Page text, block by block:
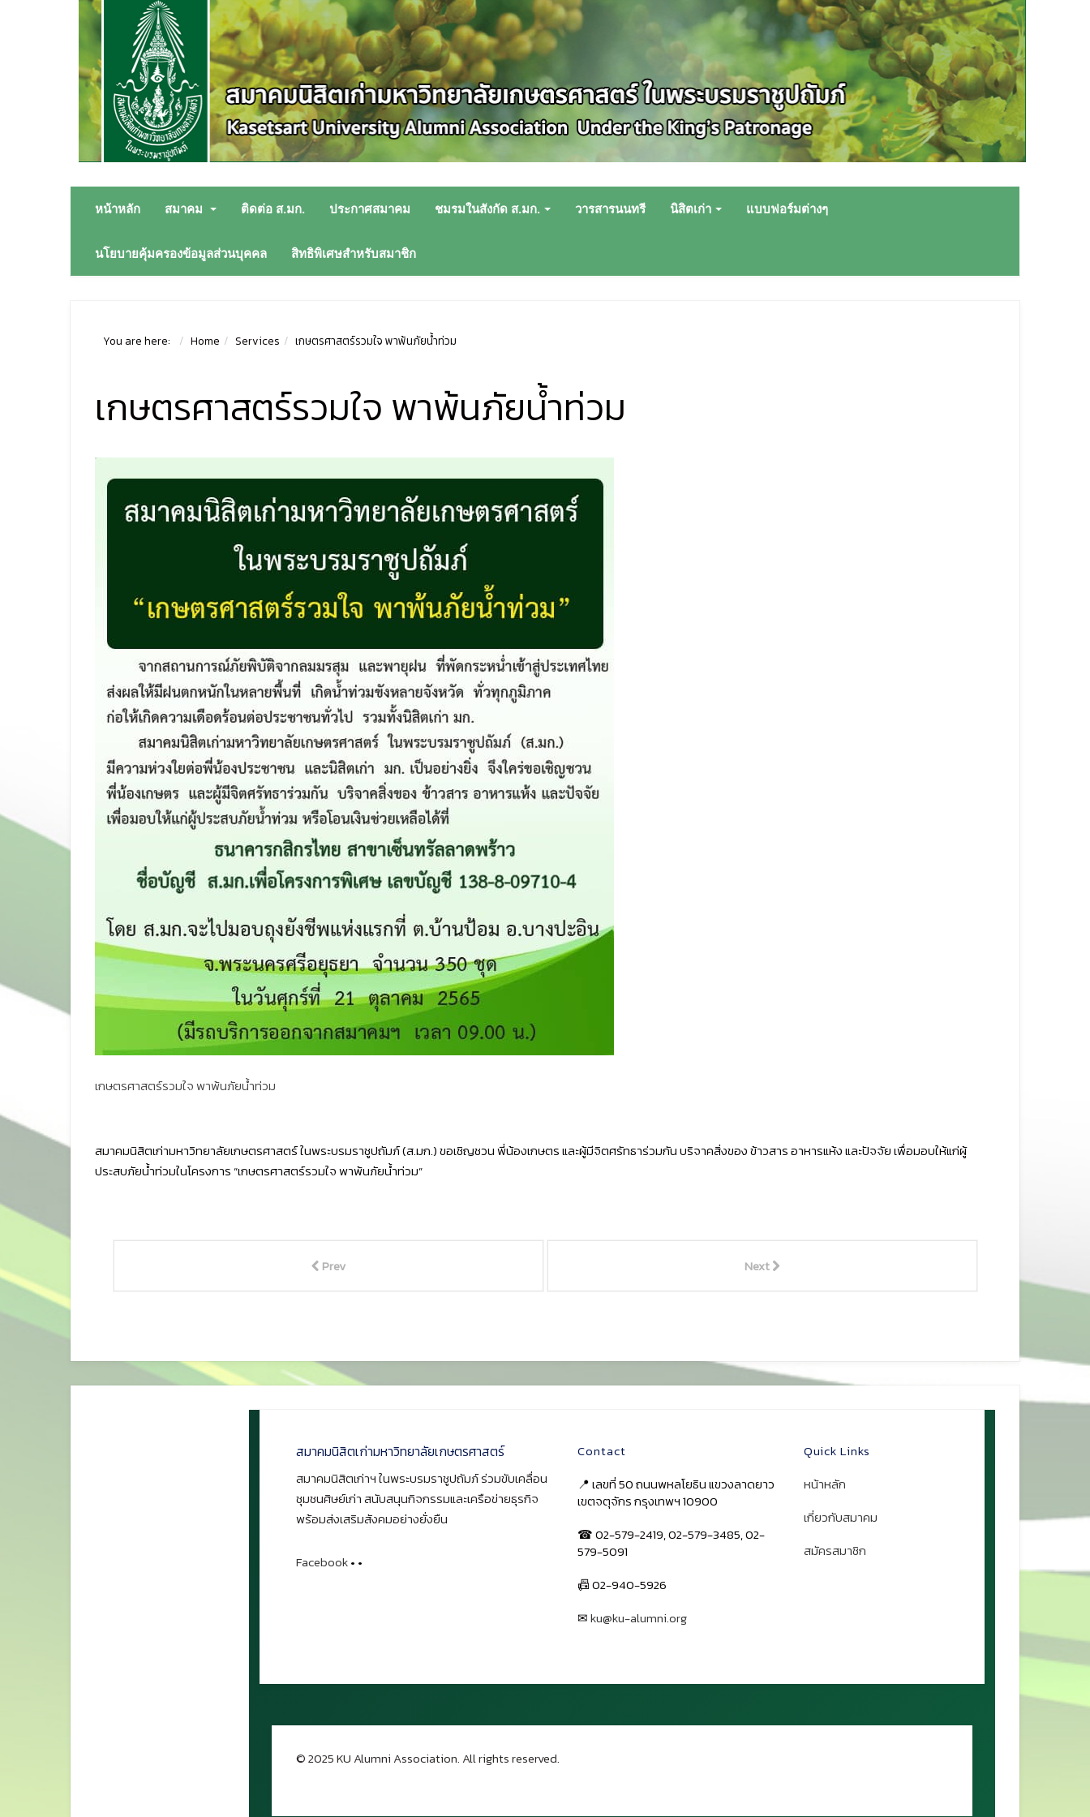
หน้าหลัก สมาคม ติดต่อ ส.มก. ประกาศสมาคม ชมรมในสังกัด ส.มก. วารสารนนทรี นิสิตเก่า แบบฟอร์มต่างๆ
นโยบายคุ้มครองข้อมูลส่วนบุคคล สิทธิพิเศษสำหรับสมาชิก
You are here: Home Services เกษตรศาสตร์รวมใจ พาพ้นภัยน้ำท่วม
เกษตรศาสตร์รวมใจ พาพ้นภัยน้ำท่วม
เกษตรศาสตร์รวมใจ พาพ้นภัยน้ำท่วม
สมาคมนิสิตเก่ามหาวิทยาลัยเกษตรศาสตร์ ในพระบรมราชูปถัมภ์ (ส.มก.) ขอเชิญชวน พี่น้องเกษตร และผู้มีจิตศรัทธาร่วมกัน บริจาคสิ่งของ ข้าวสาร อาหารแห้ง และปัจจัย เพื่อมอบให้แก่ผู้
ประสบภัยน้ำท่วมในโครงการ “เกษตรศาสตร์รวมใจ พาพ้นภัยน้ำท่วม”
Prev Next
สมาคมนิสิตเก่ามหาวิทยาลัยเกษตรศาสตร์
สมาคมนิสิตเก่าฯ ในพระบรมราชูปถัมภ์ ร่วมขับเคลื่อน
ชุมชนศิษย์เก่า สนับสนุนกิจกรรมและเครือข่ายธุรกิจ
พร้อมส่งเสริมสังคมอย่างยั่งยืน
Facebook• •
Contact
📍 เลขที่ 50 ถนนพหลโยธิน แขวงลาดยาว
เขตจตุจักร กรุงเทพฯ 10900
☎ 02-579-2419, 02-579-3485, 02-
579-5091
📠 02-940-5926
✉ku@ku-alumni.org
Quick Links
หน้าหลัก
เกี่ยวกับสมาคม
สมัครสมาชิก
© 2025 KU Alumni Association. All rights reserved.